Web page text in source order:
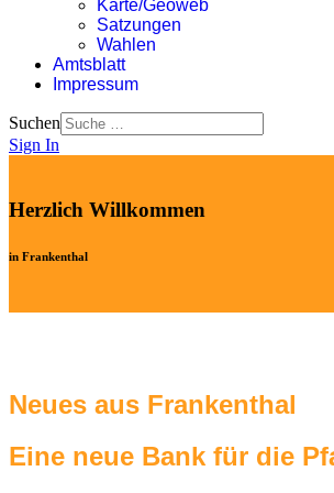
Karte/Geoweb
Satzungen
Wahlen
Amtsblatt
Impressum
Suchen
Sign In
Herzlich Willkommen
in Frankenthal
Neues aus Frankenthal
Eine neue Bank für die